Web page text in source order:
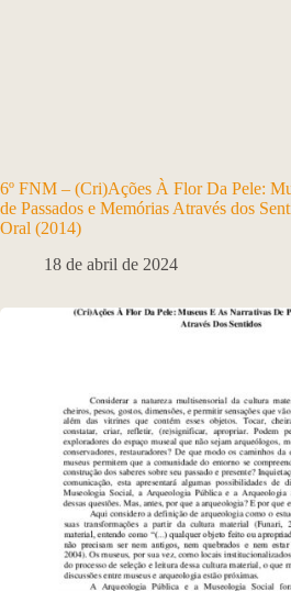
6º FNM – (Cri)Ações À Flor Da Pele:
de Passados e Memórias Através dos
Oral (2014)
18 de abril de 2024